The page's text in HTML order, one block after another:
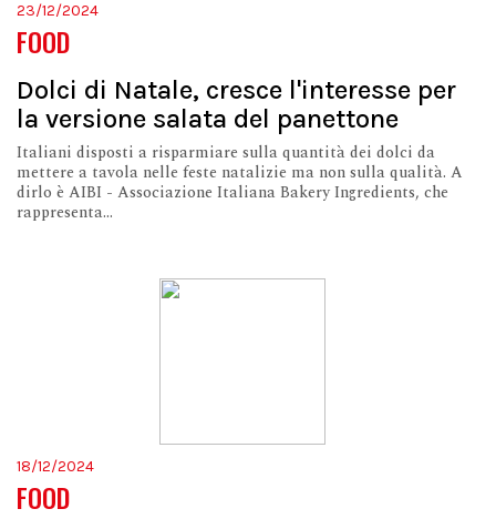
23/12/2024
FOOD
Dolci di Natale, cresce l'interesse per
la versione salata del panettone
Italiani disposti a risparmiare sulla quantità dei dolci da
mettere a tavola nelle feste natalizie ma non sulla qualità. A
dirlo è AIBI - Associazione Italiana Bakery Ingredients, che
rappresenta...
18/12/2024
FOOD